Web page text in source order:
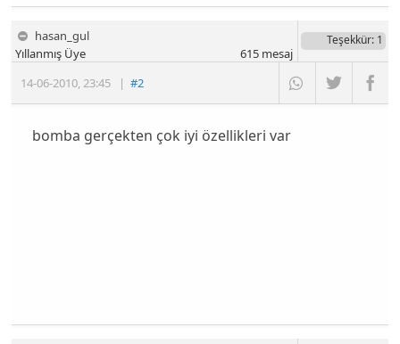
hasan_gul
14-06-2010,23:45 |#2
Yıllanmış Üye
Teşekkür: 1
615mesaj
bomba gerçekten çok iyi özellikleri var